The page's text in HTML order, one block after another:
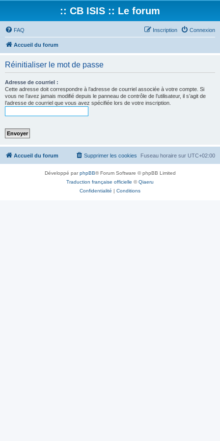
:: CB ISIS :: Le forum
FAQ Connexion
Inscription
Accueil du forum
Réinitialiser le mot de passe
Adresse de courriel :
Cette adresse doit correspondre à l’adresse de courriel associée à votre compte. Si
vous ne l’avez jamais modifié depuis le panneau de contrôle de l’utilisateur, il s’agit de
l’adresse de courriel que vous avez spécifiée lors de votre inscription.
Accueil du forum Fuseau horaire sur UTC+02:00
Supprimer les cookies
Développé parphpBB® Forum Software © phpBB Limited
Traduction française officielle ©Qiaeru
Confidentialité | Conditions